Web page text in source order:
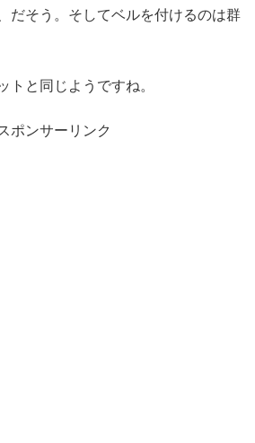
、だそう。そしてベルを付けるのは群
トと同じようですね。
ポンサーリンク